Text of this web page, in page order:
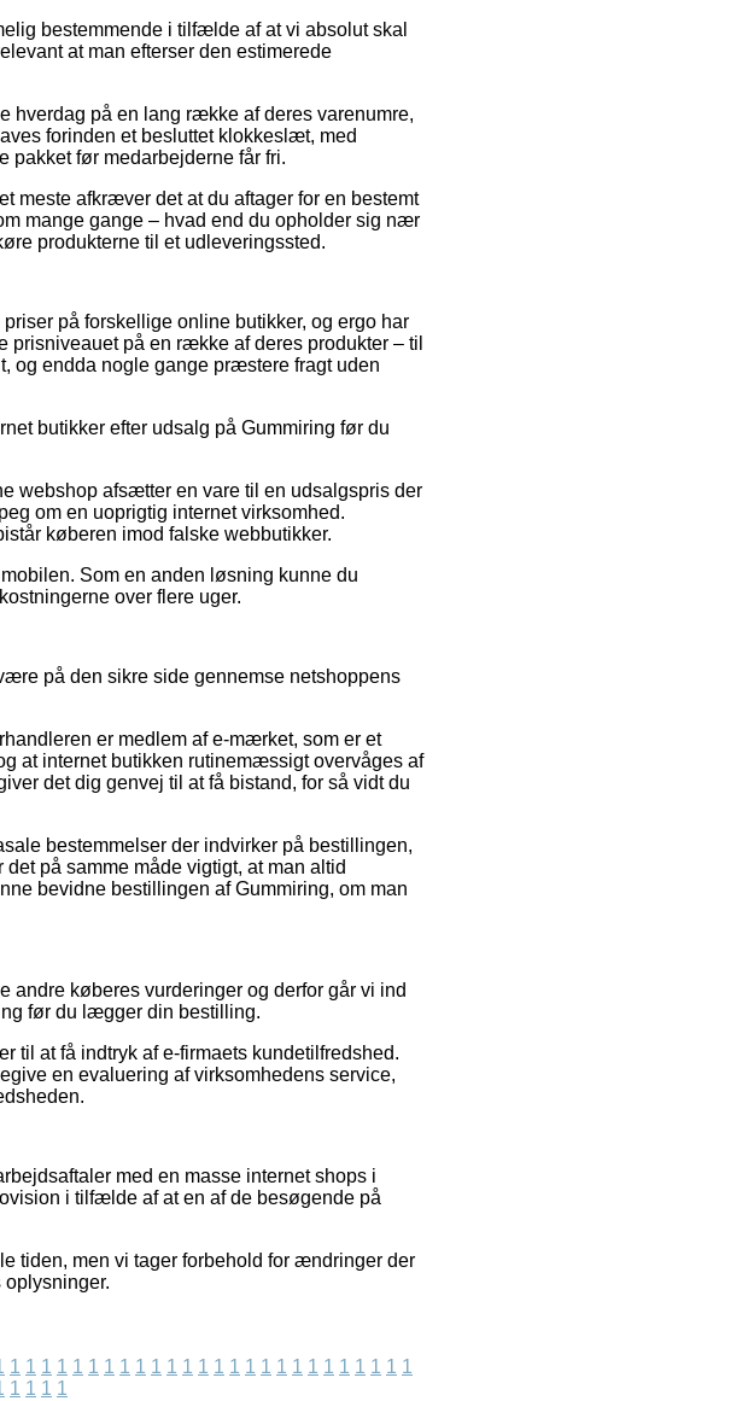
bestemmende i tilfælde af at vi absolut skal
at man efterser den estimerede
hverdag på en lang række af deres varenumre,
forinden et besluttet klokkeslæt, med
pakket før medarbejderne får fri.
meste afkræver det at du aftager for en bestemt
mange gange – hvad end du opholder sig nær
produkterne til et udleveringssted.
på forskellige online butikker, og ergo har
på en række af deres produkter – til
og endda nogle gange præstere fragt uden
butikker efter udsalg på Gummiring før du
webshop afsætter en vare til en udsalgspris der
om en uoprigtig internet virksomhed.
køberen imod falske webbutikker.
Som en anden løsning kunne du
over flere uger.
på den sikre side gennemse netshoppens
er medlem af e-mærket, som er et
at internet butikken rutinemæssigt overvåges af
det dig genvej til at få bistand, for så vidt du
bestemmelser der indvirker på bestillingen,
på samme måde vigtigt, at man altid
bevidne bestillingen af Gummiring, om man
andre køberes vurderinger og derfor går vi ind
før du lægger din bestilling.
til at få indtryk af e-firmaets kundetilfredshed.
en evaluering af virksomhedens service,
med en masse internet shops i
i tilfælde af at en af de besøgende på
tiden, men vi tager forbehold for ændringer der
1 1 1 1 1 1 1 1 1 1 1 1 1 1 1 1 1 1 1 1 1 1 1 1 1 1
1 1 1 1